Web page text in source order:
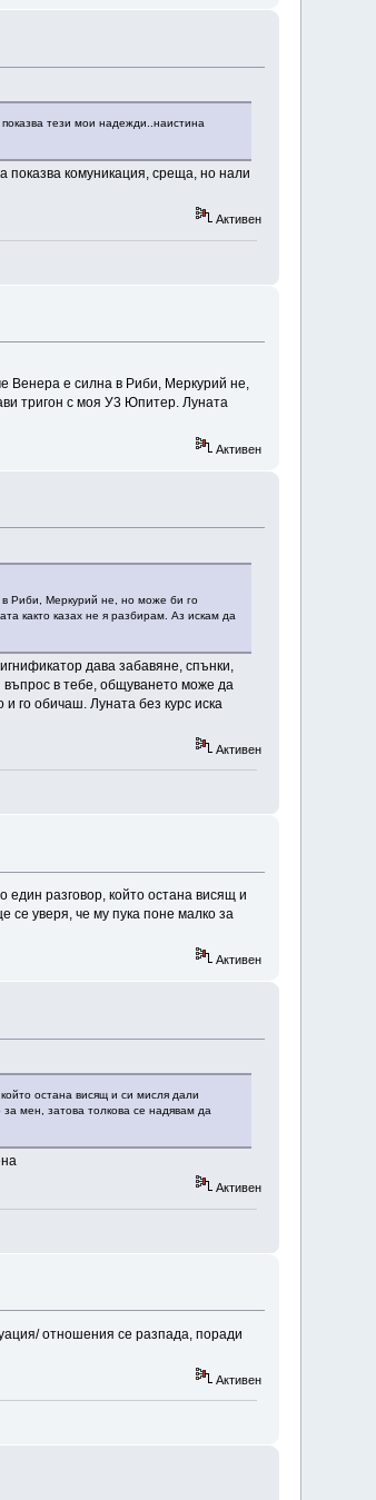
тези мои надежди..наистина
показва комуникация, среща, но нали
Активен
Венера е силна в Риби, Меркурий не,
тригон с моя У3 Юпитер. Луната
Активен
в Риби, Меркурий не, но може би го
както казах не я разбирам. Аз искам да
дава забавяне, спънки,
в тебе, общуването може да
го обичаш. Луната без курс иска
Активен
разговор, който остана висящ и
се уверя, че му пука поне малко за
Активен
остана висящ и си мисля дали
мен, затова толкова се надявам да
Активен
отношения се разпада, поради
Активен